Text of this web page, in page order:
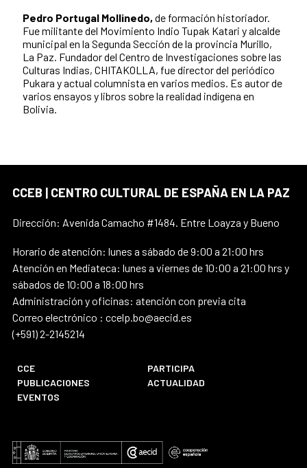
Pedro Portugal Mollinedo, de formación historiador.
Fue militante del Movimiento Indio Tupak Katari y alcalde
municipal en la Segunda Sección de la provincia Murillo,
La Paz. Fundador del Centro de Investigaciones sobre las
Culturas Indias, CHITAKOLLA, fue director del periódico
Pukara y actual columnista en varios medios. Es autor de
varios ensayos y libros sobre la realidad indígena en
Bolivia.
CCEB | CENTRO CULTURAL DE ESPAÑA EN LA PAZ
Dirección: Avenida Camacho #1484. Entre Loayza y Bueno
Horario de atención: lunes a sábado de 9:00 a 21:00 hrs
Atención en Mediateca: lunes a viernes de 10:00 a 21:00 hrs y
sábados de 10:00 a 18:00 hrs
Administración y oficinas: atención con previa cita
Correo electrónico : ccelp.bo@aecid.es
(+591) 2-2145214
CCE
PARTICIPA
PUBLICACIONES
ACTUALIDAD
EVENTOS